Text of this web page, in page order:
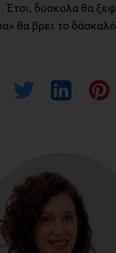
δύσκολα θα
θα βρει το